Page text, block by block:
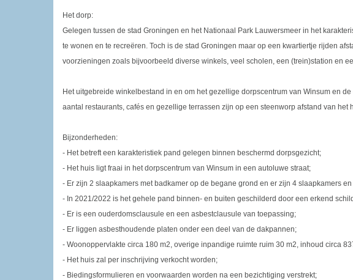
Het dorp:
Gelegen tussen de stad Groningen en het Nationaal Park Lauwersmeer in het
te wonen en te recreëren. Toch is de stad Groningen maar op een kwartiertje rijden
voorzieningen zoals bijvoorbeeld diverse winkels, veel scholen, een (trein)station en
Het uitgebreide winkelbestand in en om het gezellige dorpscentrum van Winsum en
aantal restaurants, cafés en gezellige terrassen zijn op een steenworp afstand van het
Bijzonderheden:
- Het betreft een karakteristiek pand gelegen binnen beschermd dorpsgezicht;
- Het huis ligt fraai in het dorpscentrum van Winsum in een autoluwe straat;
- Er zijn 2 slaapkamers met badkamer op de begane grond en er zijn 4 slaapkamers
- In 2021/2022 is het gehele pand binnen- en buiten geschilderd door een erkend
- Er is een ouderdomsclausule en een asbestclausule van toepassing;
- Er liggen asbesthoudende platen onder een deel van de dakpannen;
- Woonoppervlakte circa 180 m2, overige inpandige ruimte ruim 30 m2, inhoud circa
- Het huis zal per inschrijving verkocht worden;
- Biedingsformulieren en voorwaarden worden na een bezichtiging verstrekt;